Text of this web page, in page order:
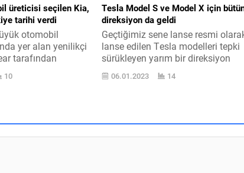
üreticisi seçilen Kia,
tarihi verdi
otomobil
yer alan yenilikçi
tarafından
üreticisi seçildi.
10
Tesla Model S ve Model X için
direksiyon da geldi
Geçtiğimiz sene lanse resmi
lanse edilen Tesla modelleri tepki
sürükleyen yarım bir direksiyon
simidi ile karşımıza çıkarılmıştı.
Yakın zaman içerisinde Türkiye
06.01.2023 14